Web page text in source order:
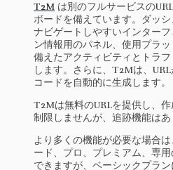
T2M は別のフルサービスの
ボードを備えています。ダッ
ナビゲートしやすいインター
ン情報用のパネル、使用プラ
備えたアクティビティとトラ
します。さらに、T2Mは、
コードを自動的に生成します。
T2Mは無料のURLを提供し、
制限しませんが、追跡機能はあ
より多くの機能が必要な場合
ード、プロ、プレミアム、専
できますが、ベーシックプラ